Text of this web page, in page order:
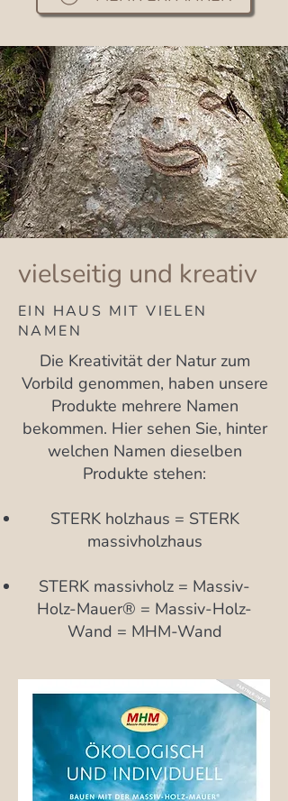
vielseitig und kreativ
EIN HAUS MIT VIELEN
NAMEN
Die Kreativität der Natur zum
Vorbild genommen, haben unsere
Produkte mehrere Namen
bekommen. Hier sehen Sie, hinter
welchen Namen dieselben
Produkte stehen:
STERK holzhaus = STERK
massivholzhaus
STERK massivholz = Massiv-
Holz-Mauer® = Massiv-Holz-
Wand = MHM-Wand